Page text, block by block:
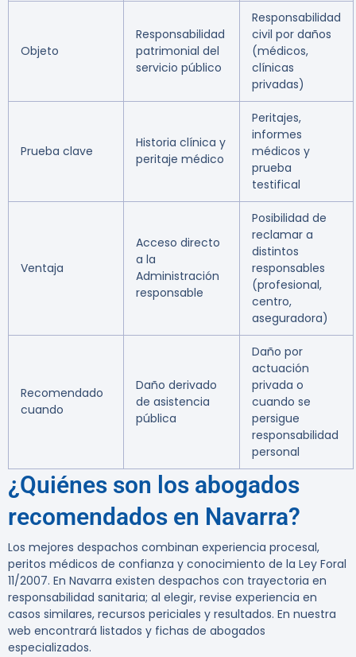
Objeto
Responsabilidad
patrimonial del
servicio público
Responsabilidad
civil por daños
(médicos,
clínicas
privadas)
Prueba clave
Historia clínica y
peritaje médico
Peritajes,
informes
médicos y
prueba
testifical
Ventaja
Acceso directo
a la
Administración
responsable
Posibilidad de
reclamar a
distintos
responsables
(profesional,
centro,
aseguradora)
Recomendado
cuando
Daño derivado
de asistencia
pública
Daño por
actuación
privada o
cuando se
persigue
responsabilidad
personal
¿Quiénes son los abogados
recomendados en Navarra?
Los mejores despachos combinan experiencia procesal,
peritos médicos de confianza y conocimiento de la Ley Foral
11/2007. En Navarra existen despachos con trayectoria en
responsabilidad sanitaria; al elegir, revise experiencia en
casos similares, recursos periciales y resultados. En nuestra
web encontrará listados y fichas de abogados
especializados.